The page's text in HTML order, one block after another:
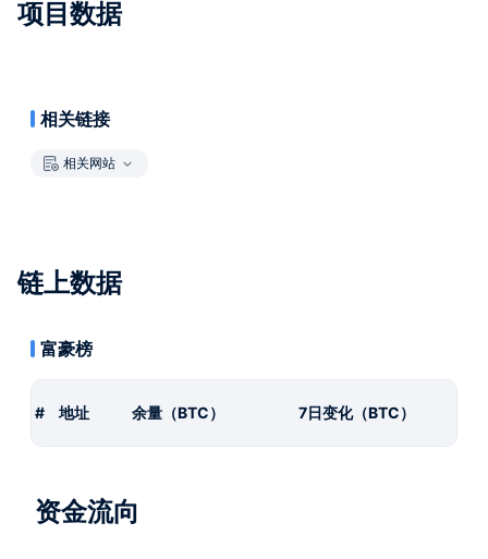
项目数据
相关链接
相关网站
链上数据
富豪榜
# 地址 余量（BTC） 7日变化（BTC）
资金流向